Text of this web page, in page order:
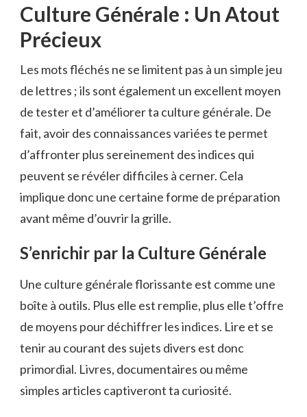
Culture Générale : Un Atout
Précieux
Les mots fléchés ne se limitent pas à un simple jeu
de lettres ; ils sont également un excellent moyen
de tester et d’améliorer ta culture générale. De
fait, avoir des connaissances variées te permet
d’affronter plus sereinement des indices qui
peuvent se révéler difficiles à cerner. Cela
implique donc une certaine forme de préparation
avant même d’ouvrir la grille.
S’enrichir par la Culture Générale
Une culture générale florissante est comme une
boîte à outils. Plus elle est remplie, plus elle t’offre
de moyens pour déchiffrer les indices. Lire et se
tenir au courant des sujets divers est donc
primordial. Livres, documentaires ou même
simples articles captiveront ta curiosité.